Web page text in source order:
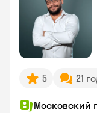
5 21
Московский